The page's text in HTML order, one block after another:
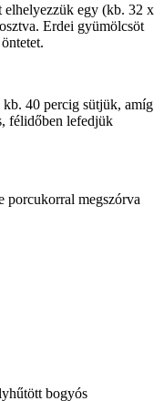
elhelyezzük egy (kb. 32 x
Erdei gyümölcsöt
40 percig sütjük, amíg
félidőben lefedjük
porcukorral megszórva
bogyós